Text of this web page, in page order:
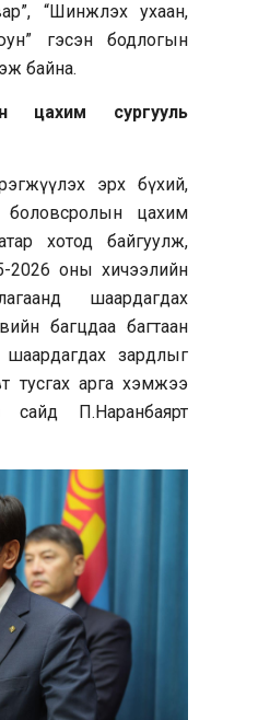
“Шинжлэх ухаан,
гэсэн бодлогын
байна.
цахим сургууль
эрх бүхий,
боловсролын цахим
хотод байгуулж,
2026 оны хичээлийн
шаардагдах
багцдаа багтаан
зардлыг
тусгах арга хэмжээ
сайд П.Наранбаярт